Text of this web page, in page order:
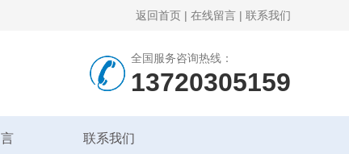
返回首页 | 在线留言 | 联系我们
全国服务咨询热线：
13720305159
联系我们